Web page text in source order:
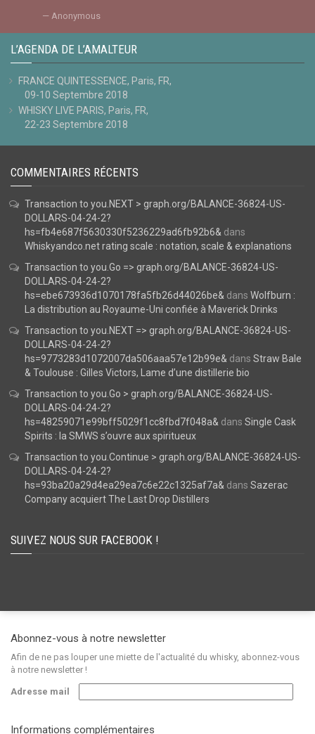
Anonymous
L’AGENDA DE L’AMALTEUR
FRANCE QUINTESSENCE, Paris, FR,
09-10 Septembre 2018
WHISKY LIVE PARIS, Paris, FR,
22-23 Septembre 2018
COMMENTAIRES RÉCENTS
Transaction to you.NEXT > graph.org/BALANCE-36824-US-
DOLLARS-04-24-2?
hs=fb4e687f5630330f5236229ad6fb92b6& dans
Whiskyandco.net rating scale : notation, scale & explanations
Transaction to you.Go => graph.org/BALANCE-36824-US-
DOLLARS-04-24-2?
hs=ebe673936d1070178fa5fb26d44026be& dans Wolfburn :
La distribution au Royaume-Uni confiée à Maverick Drinks
Transaction to you.NEXT => graph.org/BALANCE-36824-US-
DOLLARS-04-24-2?
hs=9773283d1072007da506aaa57e12b99e& dans Straw Bale
& Toulouse : Gilles Victors, Lame d’une distillerie bio
Transaction to you.Go > graph.org/BALANCE-36824-US-
DOLLARS-04-24-2?
hs=48259071e99bff5029f1cc8fbd7f048a& dans Single Cask
Spirits : la SMWS s’ouvre aux spiritueux
Transaction to you.Continue > graph.org/BALANCE-36824-US-
DOLLARS-04-24-2?
hs=93ba20a29d4ea29ea7c6e22c1325af7a& dans Sazerac
Company acquiert The Last Drop Distillers
SUIVEZ NOUS SUR FACEBOOK !
Abonnez-vous à notre newsletter
Afin de ne pas louper une miette de l'actualité du whisky, abonnez-vous
à notre newsletter !
Adresse mail
Informations complémentaires